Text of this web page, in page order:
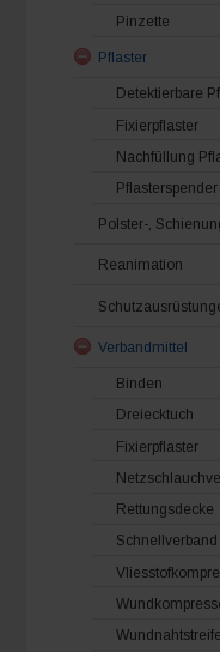
Pinzette
Pflaster
Detektierbare
Fixierpflaster
Nachfüllung
Pflasterspender
Polster-,
Reanimation
Verbandmittel
Binden
Dreiecktuch
Fixierpflaster
Rettungsdecke
Schnellverband